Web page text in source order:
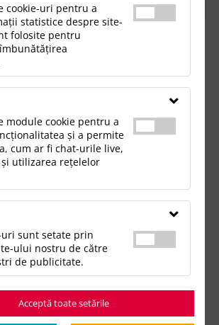
dorit, încearcă următoarele:
corect termenii.
sinonime.
o căutare mai generală.
la 021.336.03.32 sau prin email la
te ajutăm să găseşti produsul dorit.
bautura
Tematice
cookie-uri pentru a
statistice despre site-
folosite pentru
module cookie pentru a
și a permite
cum ar fi chat-urile live,
utilizarea rețelelor
uri sunt setate prin
ului nostru de către
de publicitate.
Acceptă toate setările